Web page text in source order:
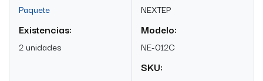
Paquete
Existencias:
2 unidades
NEXTEP
Modelo:
NE-012C
SKU: